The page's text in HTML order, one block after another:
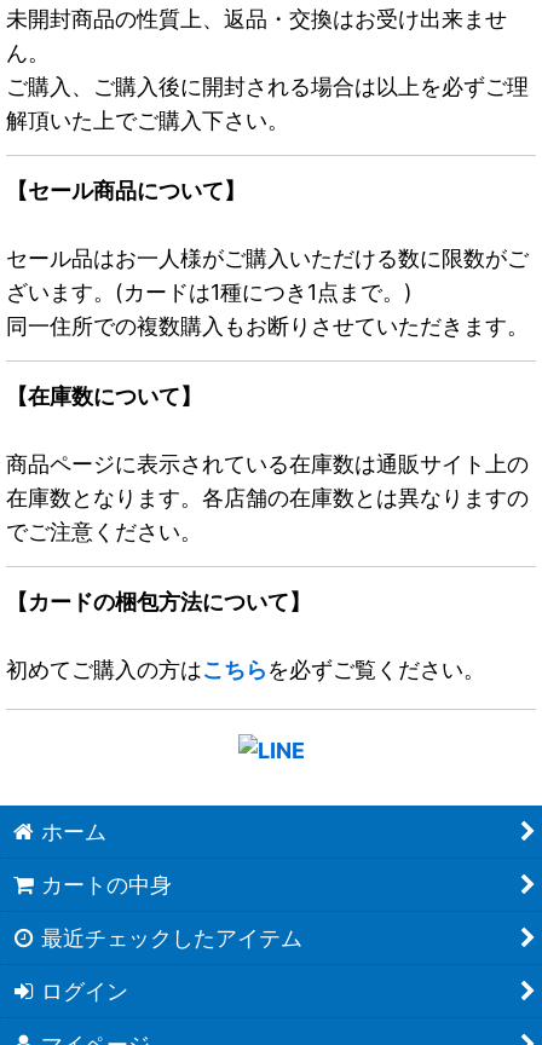
未開封商品の性質上、返品・交換はお受け出来ませ
ん。
ご購入、ご購入後に開封される場合は以上を必ずご理
解頂いた上でご購入下さい。
【セール商品について】
セール品はお一人様がご購入いただける数に限数がご
ざいます。(カードは1種につき1点まで。)
同一住所での複数購入もお断りさせていただきます。
【在庫数について】
商品ページに表示されている在庫数は通販サイト上の
在庫数となります。各店舗の在庫数とは異なりますの
でご注意ください。
【カードの梱包方法について】
初めてご購入の方はこちらを必ずご覧ください。
ホーム
カートの中身
最近チェックしたアイテム
ログイン